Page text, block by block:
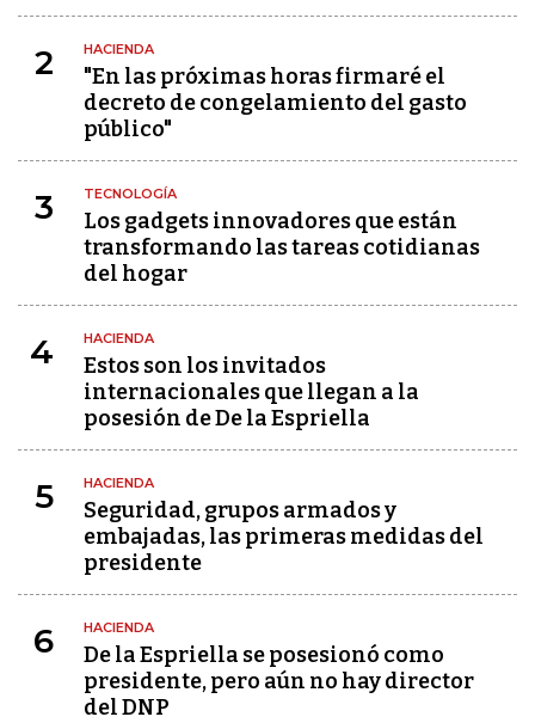
2 HACIENDA
"En las próximas horas firmaré el
decreto de congelamiento del gasto
público"
3 TECNOLOGÍA
Los gadgets innovadores que están
transformando las tareas cotidianas
del hogar
4 HACIENDA
Estos son los invitados
internacionales que llegan a la
posesión de De la Espriella
5 HACIENDA
Seguridad, grupos armados y
embajadas, las primeras medidas del
presidente
6 HACIENDA
De la Espriella se posesionó como
presidente, pero aún no hay director
del DNP